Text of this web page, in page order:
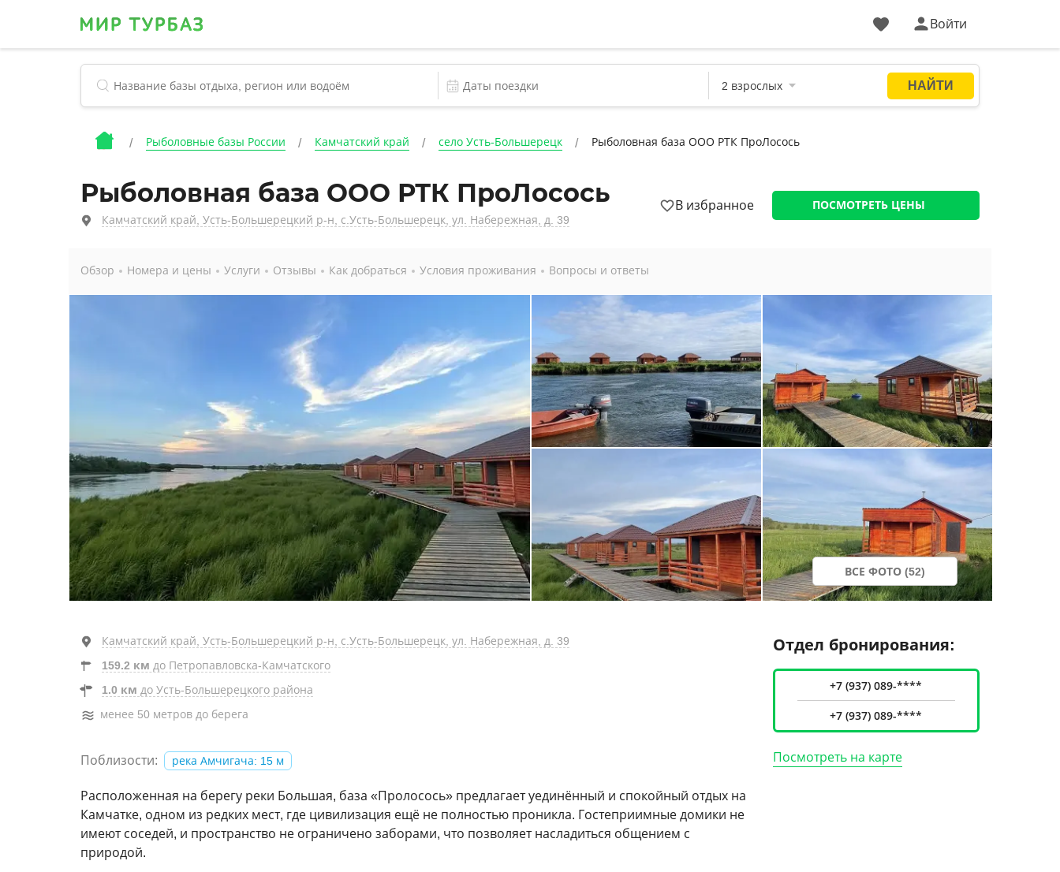
Войти
Рыболовные базы России Камчатский край село Усть-Большерецк Рыболовная база ООО РТК ПроЛосось
Рыболовная база ООО РТК ПроЛосось
Камчатский край, Усть-Большерецкий р-н, с.Усть-Большерецк, ул. Набережная, д. 39
В избранное ПОСМОТРЕТЬ ЦЕНЫ
Обзор Номера и цены Услуги Отзывы Как добраться Условия проживания Вопросы и ответы
ВСЕ ФОТО (52)
Камчатский край, Усть-Большерецкий р-н, с.Усть-Большерецк, ул. Набережная, д. 39
159.2 км до Петропавловска-Камчатского
1.0 км до Усть-Большерецкого района
менее 50 метров до берега
Поблизости: река Амчигача: 15 м
Расположенная на берегу реки Большая, база «Пролосось» предлагает уединённый и спокойный отдых на
Камчатке, одном из редких мест, где цивилизация ещё не полностью проникла. Гостеприимные домики не
имеют соседей, и пространство не ограничено заборами, что позволяет насладиться общением с
природой.
Отдел бронирования:
+7 (937) 089-****
+7 (937) 089-****
Посмотреть на карте